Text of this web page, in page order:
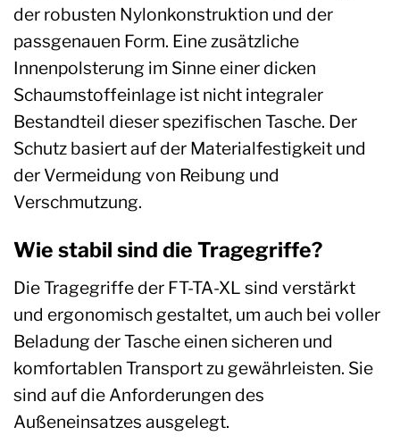
der robusten Nylonkonstruktion und der
passgenauen Form. Eine zusätzliche
Innenpolsterung im Sinne einer dicken
Schaumstoffeinlage ist nicht integraler
Bestandteil dieser spezifischen Tasche. Der
Schutz basiert auf der Materialfestigkeit und
der Vermeidung von Reibung und
Verschmutzung.
Wie stabil sind die Tragegriffe?
Die Tragegriffe der FT-TA-XL sind verstärkt
und ergonomisch gestaltet, um auch bei voller
Beladung der Tasche einen sicheren und
komfortablen Transport zu gewährleisten. Sie
sind auf die Anforderungen des
Außeneinsatzes ausgelegt.